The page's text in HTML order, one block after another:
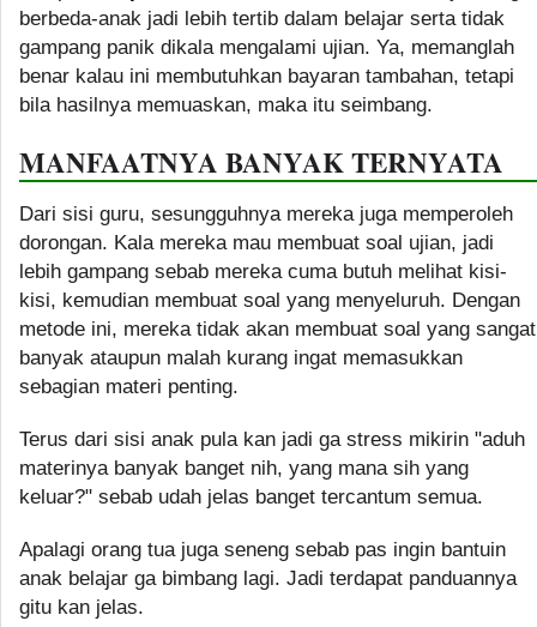
berbeda-anak jadi lebih tertib dalam belajar serta tidak
gampang panik dikala mengalami ujian. Ya, memanglah
benar kalau ini membutuhkan bayaran tambahan, tetapi
bila hasilnya memuaskan, maka itu seimbang.
MANFAATNYA BANYAK TERNYATA
Dari sisi guru, sesungguhnya mereka juga memperoleh
dorongan. Kala mereka mau membuat soal ujian, jadi
lebih gampang sebab mereka cuma butuh melihat kisi-
kisi, kemudian membuat soal yang menyeluruh. Dengan
metode ini, mereka tidak akan membuat soal yang sangat
banyak ataupun malah kurang ingat memasukkan
sebagian materi penting.
Terus dari sisi anak pula kan jadi ga stress mikirin "aduh
materinya banyak banget nih, yang mana sih yang
keluar?" sebab udah jelas banget tercantum semua.
Apalagi orang tua juga seneng sebab pas ingin bantuin
anak belajar ga bimbang lagi. Jadi terdapat panduannya
gitu kan jelas.